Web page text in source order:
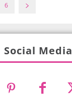
6
Social Media